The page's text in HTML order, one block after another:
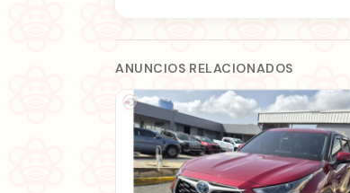
ANUNCIOS RELACIONADOS